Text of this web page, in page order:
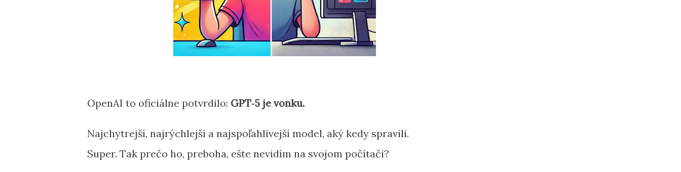
OpenAI to oficiálne potvrdilo: GPT‑5 je vonku.
Najchytrejší, najrýchlejší a najspoľahlivejší model, aký kedy spravili.
Super. Tak prečo ho, preboha, ešte nevidím na svojom počítači?